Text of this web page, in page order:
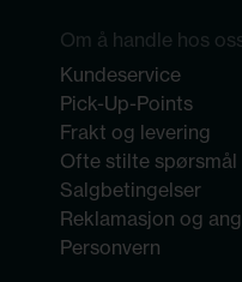
Om å handle hos
Kundeservice
Pick-Up-Points
Frakt og levering
Ofte stilte spørsmål
Salgbetingelser
Reklamasjon og
Personvern